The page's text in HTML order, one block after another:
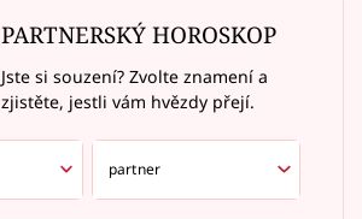
PARTNERSKÝ HOROSKOP
Jste si souzení? Zvolte znamení a
zjistěte, jestli vám hvězdy přejí.